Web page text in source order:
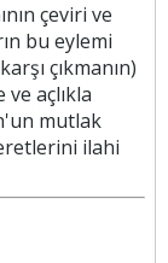
çeviri ve
bu eylemi
çıkmanın)
açlıkla
mutlak
ilahi